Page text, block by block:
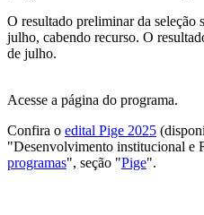
O resultado preliminar da seleção
julho, cabendo recurso. O
de julho.
Acesse a página do programa.
Confira o edital Pige 2025
"Desenvolvimento institucional e
programas", seção "Pige".